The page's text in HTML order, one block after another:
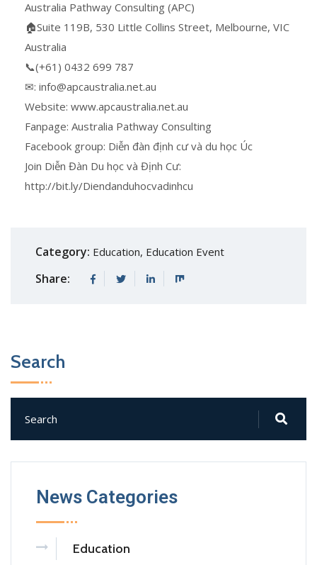
Australia Pathway Consulting (APC)
🏠Suite 119B, 530 Little Collins Street, Melbourne, VIC
Australia
📞(+61) 0432 699 787
✉: info@apcaustralia.net.au
Website: www.apcaustralia.net.au
Fanpage: Australia Pathway Consulting
Facebook group: Diễn đàn định cư và du học Úc
Join Diễn Đàn Du học và Định Cư:
http://bit.ly/Diendanduhocvadinhcu
Category: Education, Education Event
Share:
Search
News Categories
Education